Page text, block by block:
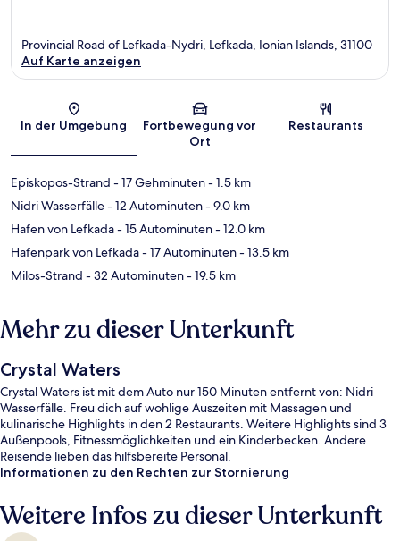
Karte
Provincial Road of Lefkada-Nydri, Lefkada, Ionian Islands, 31100
Auf Karte anzeigen
In der Umgebung
Fortbewegung vor
Ort
Restaurants
Episkopos-Strand - 17 Gehminuten- 1.5 km
Nidri Wasserfälle- 12 Autominuten- 9.0 km
Hafen von Lefkada- 15 Autominuten- 12.0 km
Hafenpark von Lefkada- 17 Autominuten- 13.5 km
Milos-Strand - 32 Autominuten- 19.5 km
Mehr zu dieser Unterkunft
Crystal Waters
Crystal Waters ist mit dem Auto nur 150 Minuten entfernt von: Nidri
Wasserfälle. Freu dich auf wohlige Auszeiten mit Massagen und
kulinarische Highlights in den 2 Restaurants. Weitere Highlights sind 3
Außenpools, Fitnessmöglichkeiten und ein Kinderbecken. Andere
Reisende lieben das hilfsbereite Personal.
Informationen zu den Rechten zur Stornierung
Weitere Infos zu dieser Unterkunft